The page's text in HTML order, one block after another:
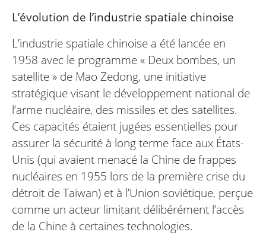
L’évolution de l’industrie spatiale chinoise
L’industrie spatiale chinoise a été lancée en
1958 avec le programme « Deux bombes, un
satellite » de Mao Zedong, une initiative
stratégique visant le développement national de
l’arme nucléaire, des missiles et des satellites.
Ces capacités étaient jugées essentielles pour
assurer la sécurité à long terme face aux États-
Unis (qui avaient menacé la Chine de frappes
nucléaires en 1955 lors de la première crise du
détroit de Taiwan) et à l’Union soviétique, perçue
comme un acteur limitant délibérément l’accès
de la Chine à certaines technologies.